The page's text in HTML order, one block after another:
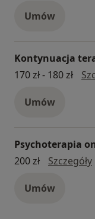
Umów
Kontynuacja
170 zł - 180 zł
Umów
Psychoterapia
200 zł
Szczegóły
Umów